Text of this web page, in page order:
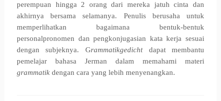
perempuan hingga 2 orang dari mereka jatuh cinta dan
akhirnya bersama selamanya. Penulis berusaha untuk
memperlihatkan bagaimana bentuk-bentuk
personalpronomen dan pengkonjugasian kata kerja sesuai
dengan subjeknya. Grammatikgedicht dapat membantu
pemelajar bahasa Jerman dalam memahami materi
grammatikdengan cara yang lebih menyenangkan.